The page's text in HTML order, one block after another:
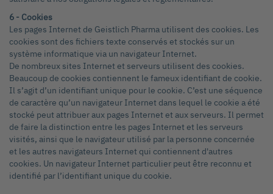
6 - Cookies
Les pages Internet de Geistlich Pharma utilisent des cookies. Les
cookies sont des fichiers texte conservés et stockés sur un
système informatique via un navigateur Internet.
De nombreux sites Internet et serveurs utilisent des cookies.
Beaucoup de cookies contiennent le fameux identifiant de cookie.
Il s’agit d’un identifiant unique pour le cookie. C’est une séquence
de caractère qu’un navigateur Internet dans lequel le cookie a été
stocké peut attribuer aux pages Internet et aux serveurs. Il permet
de faire la distinction entre les pages Internet et les serveurs
visités, ainsi que le navigateur utilisé par la personne concernée
et les autres navigateurs Internet qui contiennent d'autres
cookies. Un navigateur Internet particulier peut être reconnu et
identifié par l’identifiant unique du cookie.